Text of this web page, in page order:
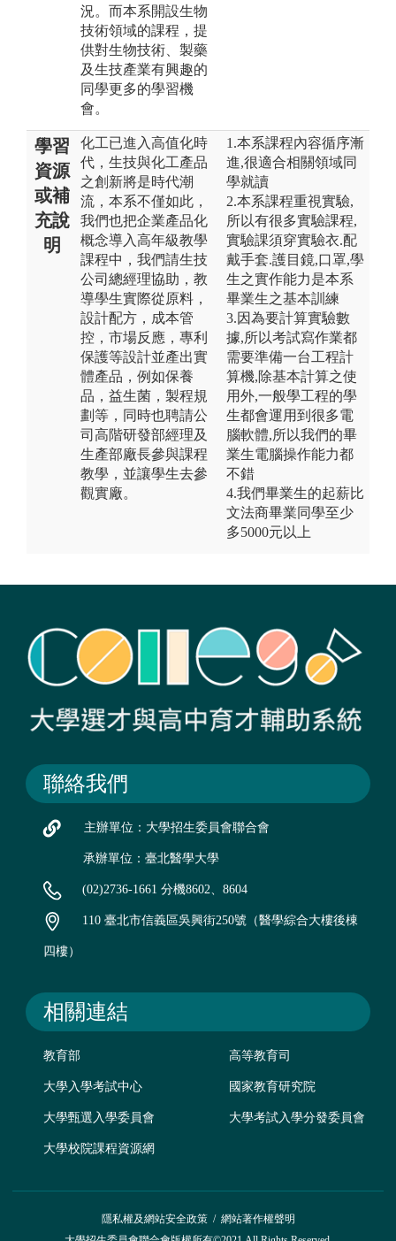
況。而本系開設生物
技術領域的課程，提
供對生物技術、製藥
及生技產業有興趣的
同學更多的學習機
會。
學習
資源
或補
充說
明
化工已進入高值化時
代，生技與化工產品
之創新將是時代潮
流，本系不僅如此，
我們也把企業產品化
概念導入高年級教學
課程中，我們請生技
公司總經理協助，教
導學生實際從原料，
設計配方，成本管
控，市場反應，專利
保護等設計並產出實
體產品，例如保養
品，益生菌，製程規
劃等，同時也聘請公
司高階研發部經理及
生產部廠長參與課程
教學，並讓學生去參
觀實廠。
1.本系課程內容循序漸
進,很適合相關領域同
學就讀
2.本系課程重視實驗,
所以有很多實驗課程,
實驗課須穿實驗衣.配
戴手套.護目鏡,口罩,學
生之實作能力是本系
畢業生之基本訓練
3.因為要計算實驗數
據,所以考試寫作業都
需要準備一台工程計
算機,除基本計算之使
用外,一般學工程的學
生都會運用到很多電
腦軟體,所以我們的畢
業生電腦操作能力都
不錯
4.我們畢業生的起薪比
文法商畢業同學至少
多5000元以上
聯絡我們
主辦單位：大學招生委員會聯合會
承辦單位：臺北醫學大學
(02)2736-1661 分機8602、8604
110 臺北市信義區吳興街250號（醫學綜合大樓後棟
四樓）
相關連結
教育部 高等教育司
大學入學考試中心 國家教育研究院
大學甄選入學委員會 大學考試入學分發委員會
大學校院課程資源網
隱私權及網站安全政策/ 網站著作權聲明